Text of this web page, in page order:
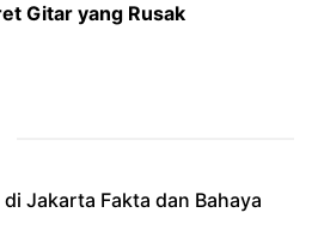
Gitar yang Rusak
Jakarta Fakta dan Bahaya